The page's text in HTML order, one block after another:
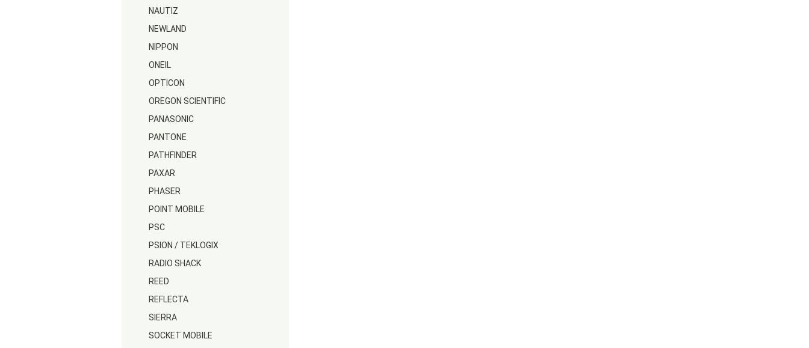
NAUTIZ
NEWLAND
NIPPON
ONEIL
OPTICON
OREGON SCIENTIFIC
PANASONIC
PANTONE
PATHFINDER
PAXAR
PHASER
POINT MOBILE
PSC
PSION / TEKLOGIX
RADIO SHACK
REED
REFLECTA
SIERRA
SOCKET MOBILE